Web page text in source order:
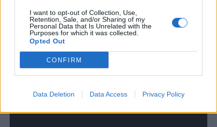
I want to opt-out of Collection, Use,
Retention, Sale, and/or Sharing of my
Personal Data that Is Unrelated with the
Purposes for which it was collected.
Opted Out
CONFIRM
Data Deletion Data Access Privacy Policy
προϊόν άρα πρέπει να διαλέξεις;